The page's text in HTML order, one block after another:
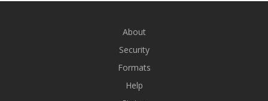
About
Security
Formats
Help